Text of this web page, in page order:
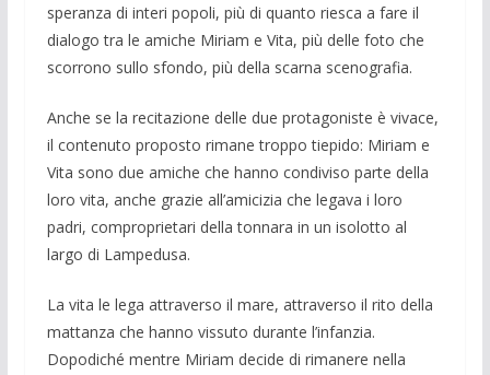
speranza di interi popoli, più di quanto riesca a fare il
dialogo tra le amiche Miriam e Vita, più delle foto che
scorrono sullo sfondo, più della scarna scenografia.
Anche se la recitazione delle due protagoniste è vivace,
il contenuto proposto rimane troppo tiepido: Miriam e
Vita sono due amiche che hanno condiviso parte della
loro vita, anche grazie all’amicizia che legava i loro
padri, comproprietari della tonnara in un isolotto al
largo di Lampedusa.
La vita le lega attraverso il mare, attraverso il rito della
mattanza che hanno vissuto durante l’infanzia.
Dopodiché mentre Miriam decide di rimanere nella